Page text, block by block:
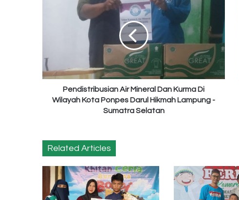
Wilayah
Kota
Ponpes
Hikmah
Selatan
Pendistribusian Air Mineral Dan Kurma Di
Wilayah Kota Ponpes Darul Hikmah Lampung -
Sumatra Selatan
Related Articles